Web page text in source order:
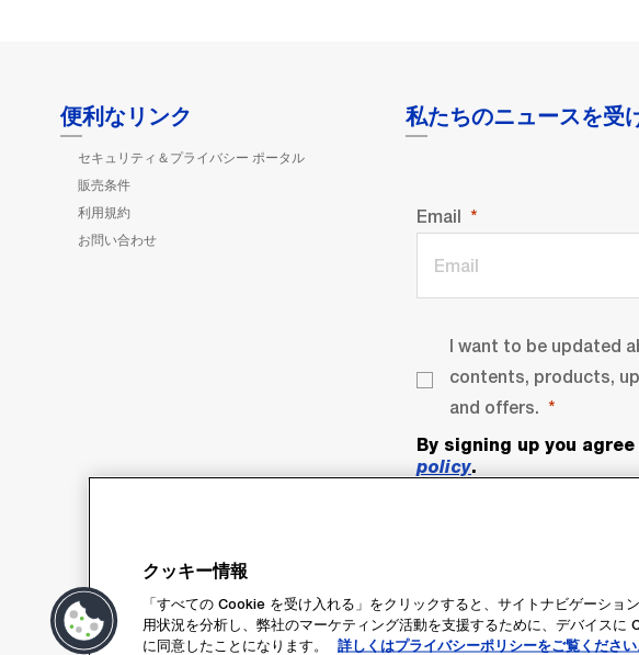
便利なリンク
セキュリティ＆プライバシー ポータル
販売条件
利用規約
お問い合わせ
私たちのニュースを受
Email
I want to be updated
contents, products,
and offers.
By signing up you
policy.
クッキー情報
「すべての Cookie を受け入れる」をクリックすると、サイトナビゲーショ
用状況を分析し、弊社のマーケティング活動を支援するために、デバイスに
に同意したことになります。
詳しくはプライバシーポリシーをご覧ください